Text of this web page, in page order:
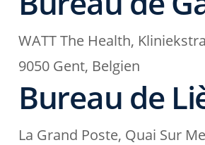
WATT The Health,
9050 Gent, Belgien
Bureau de
La Grand Poste, Quai Sur